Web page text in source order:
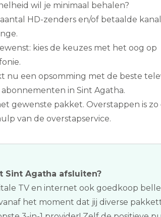
wil je minimaal behalen?
HD-zenders en/of betaalde
kies de keuzes met het oog op
nu een opsomming met de beste
in Sint Agatha.
gewenste pakket. Overstappen is
van de overstapservice.
Sint Agatha afsluiten?
TV en internet ook goedkoop
het moment dat jij diverse